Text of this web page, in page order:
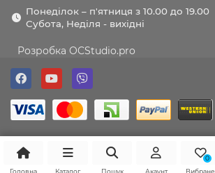
Понеділок – п'ятниця з 10.00 до 19.00
Субота, Неділя - вихідні
Розробка OCStudio.pro
Головна Каталог Пошук Акаунт
0
Вибране